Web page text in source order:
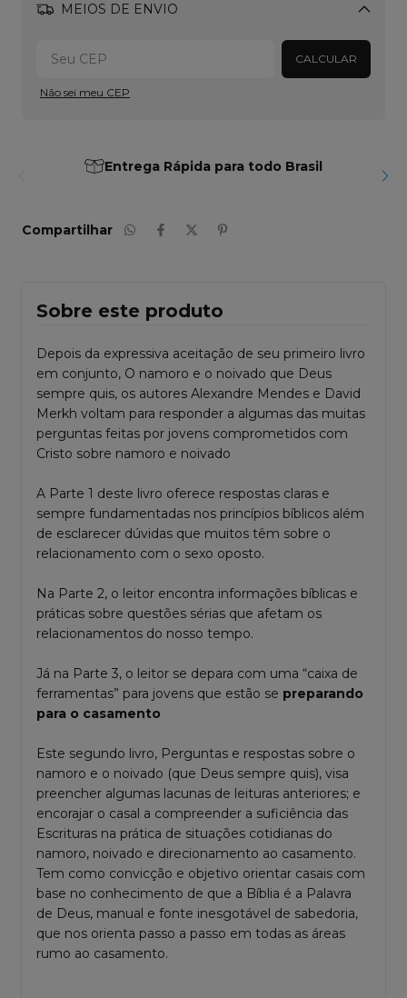
MEIOS DE ENVIO
Alterar CEP
CALCULAR
Não sei meu CEP
Entrega Rápida para todo Brasil
Compartilhar
Sobre este produto
Depois da expressiva aceitação de seu primeiro livro
em conjunto, O namoro e o noivado que Deus
sempre quis, os autores Alexandre Mendes e David
Merkh voltam para responder a algumas das muitas
perguntas feitas por jovens comprometidos com
Cristo sobre namoro e noivado
A Parte 1 deste livro oferece respostas claras e
sempre fundamentadas nos princípios bíblicos além
de esclarecer dúvidas que muitos têm sobre o
relacionamento com o sexo oposto.
Na Parte 2, o leitor encontra informações bíblicas e
práticas sobre questões sérias que afetam os
relacionamentos do nosso tempo.
Já na Parte 3, o leitor se depara com uma “caixa de
ferramentas” para jovens que estão se preparando
para o casamento
Este segundo livro, Perguntas e respostas sobre o
namoro e o noivado (que Deus sempre quis), visa
preencher algumas lacunas de leituras anteriores; e
encorajar o casal a compreender a suficiência das
Escrituras na prática de situações cotidianas do
namoro, noivado e direcionamento ao casamento.
Tem como convicção e objetivo orientar casais com
base no conhecimento de que a Bíblia é a Palavra
de Deus, manual e fonte inesgotável de sabedoria,
que nos orienta passo a passo em todas as áreas
rumo ao casamento.